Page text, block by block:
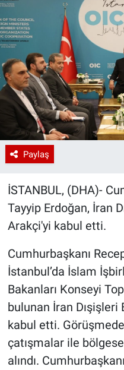
Paylaş
İSTANBUL, (DHA)-
Tayyip Erdoğan, İran
Arakçi'yi kabul etti.
Cumhurbaşkanı
İstanbul’da İslam
Bakanları Konseyi
bulunan İran Dışişleri
kabul etti.
çatışmalar ile
alındı.